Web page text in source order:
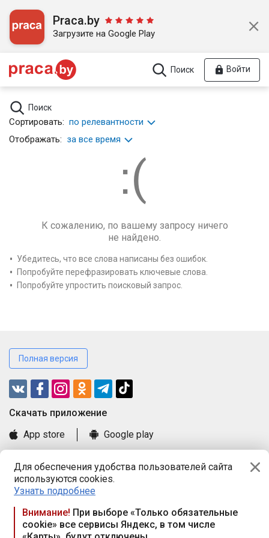
Для обеспечения удобства пользователей сайта
используются cookies.
Узнать подробнее
Внимание! При выборе «Только обязательные
cookie» все сервисы Яндекс, в том числе
Praca.by
Загрузите на Google Play
Поиск Войти
Поиск
Сортировать: по релевантности
Отображать: за все время
К сожалению, по вашему запросу ничего
не найдено.
Убедитесь, что все слова написаны без ошибок.
Попробуйте перефразировать ключевые слова.
Попробуйте упростить поисковый запрос.
Полная версия
Cкачать приложение
App store
Google play
Книга замечаний и предложений
Правила и документы
Praca.by © 2000—2026, ООО «ПРАЦА БАЙ»
Республика Беларусь, 220114, г. Минск, пр-т Независимости
117а, пом. № 9.